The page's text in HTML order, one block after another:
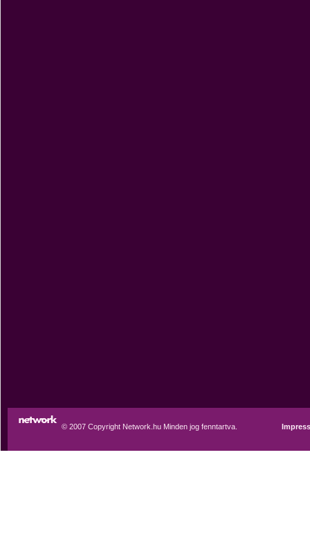
© 2007 Copyright Network.hu Minden jog fenntartva.